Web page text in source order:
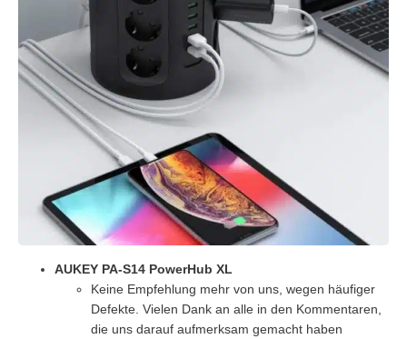
AUKEY PA-S14 PowerHub XL
Keine Empfehlung mehr von uns, wegen häufiger
Defekte. Vielen Dank an alle in den Kommentaren,
die uns darauf aufmerksam gemacht haben